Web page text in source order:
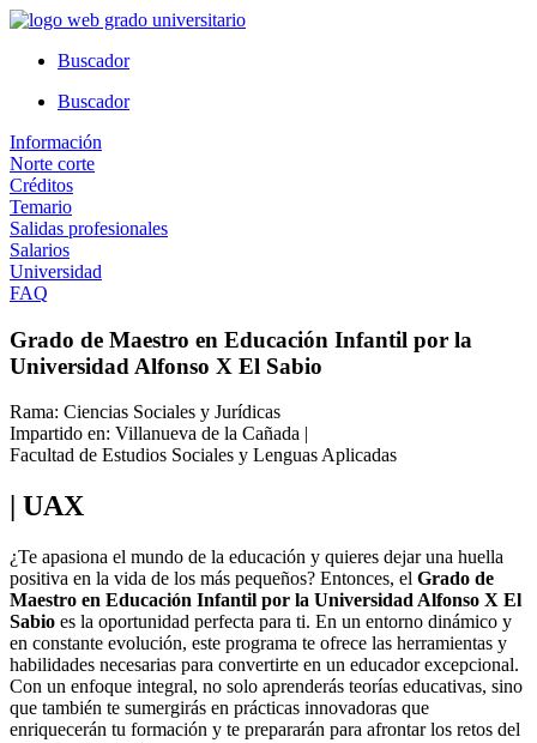
Ir
contenidoBuscador
Buscador
Información
Norte corte
Créditos
Temario
Salidas profesionales
Salarios
Universidad
FAQ
Grado de Maestro en Educación Infantil por la
Universidad Alfonso X El Sabio
Rama: Ciencias Sociales y Jurídicas
Impartido en: Villanueva de la Cañada |
Facultad de Estudios Sociales y Lenguas Aplicadas
| UAX
¿Te apasiona el mundo de la educación y quieres dejar una huella
positiva en la vida de los más pequeños? Entonces, el Grado de
Maestro en Educación Infantil por la Universidad Alfonso X El
Sabio es la oportunidad perfecta para ti. En un entorno dinámico y
en constante evolución, este programa te ofrece las herramientas y
habilidades necesarias para convertirte en un educador excepcional.
Con un enfoque integral, no solo aprenderás teorías educativas, sino
que también te sumergirás en prácticas innovadoras que
enriquecerán tu formación y te prepararán para afrontar los retos del